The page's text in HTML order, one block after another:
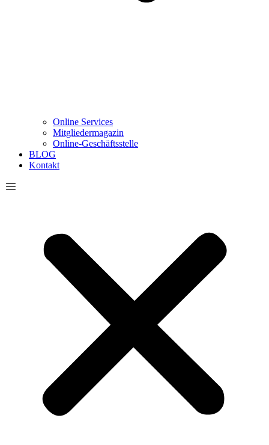
Online Services
Mitgliedermagazin
Online-Geschäftsstelle
BLOG
Kontakt